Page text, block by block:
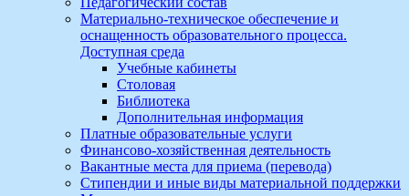
Материально-техническое обеспечение и
оснащенность образовательного процесса.
Доступная среда
Учебные кабинеты
Столовая
Библиотека
Дополнительная информация
Платные образовательные услуги
Финансово-хозяйственная деятельность
Вакантные места для приема (перевода)
Стипендии и иные виды материальной поддержки